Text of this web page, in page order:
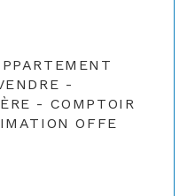
-
- COMPTOIR
OFFE